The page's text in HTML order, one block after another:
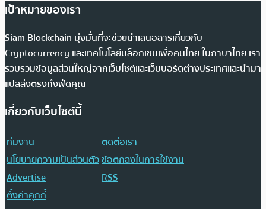
เป้าหมายของเรา
Siam Blockchain มุ่งมั่นที่จะช่วยนำเสนอสารเกี่ยวกับ
Cryptocurrency และเทคโนโลยีบล็อกเชนเพื่อคนไทย ในภาษาไทย เรา
รวบรวมข้อมูลส่วนใหญ่จากเว็บไซต์และเว็บบอร์ดต่างประเทศและนำมา
แปลส่งตรงถึงฟีดคุณ
เกี่ยวกับเว็บไซต์นี้
ทีมงาน
ติดต่อเรา
นโยบายความเป็นส่วนตัวข้อตกลงในการใช้งาน
Advertise
RSS
ตั้งค่าคุกกี้